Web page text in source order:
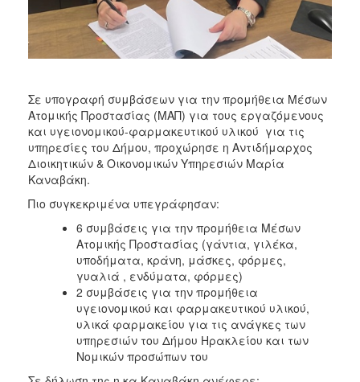
ΑΝΘΕΚΤΙΚΗ
ΠΟΛΗ
Σε υπογραφή συμβάσεων για την προμήθεια Μέσων
Ατομικής Προστασίας (ΜΑΠ) για τους εργαζόμενους
και υγειονομικού-φαρμακευτικού υλικού για τις
υπηρεσίες του Δήμου, προχώρησε η Αντιδήμαρχος
Διοικητικών & Οικονομικών Υπηρεσιών Μαρία
Καναβάκη.
Πιο συγκεκριμένα υπεγράφησαν:
6 συμβάσεις για την προμήθεια Μέσων
Ατομικής Προστασίας (γάντια, γιλέκα,
υποδήματα, κράνη, μάσκες, φόρμες,
γυαλιά , ενδύματα, φόρμες)
2 συμβάσεις για την προμήθεια
υγειονομικού και φαρμακευτικού υλικού,
υλικά φαρμακείου για τις ανάγκες των
υπηρεσιών του Δήμου Ηρακλείου και των
Νομικών προσώπων του